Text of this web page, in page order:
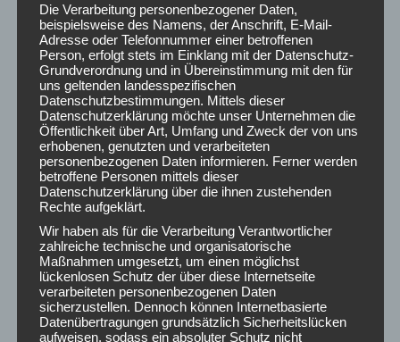
Share this post
Share
on
Facebook
Share
on
X
Share
on
Pinterest
Share
on
LinkedIn
AKTUELLE ARTIKEL
Lasten Taxi Wien
22. Juli 2026
Möbeltransport
8. Juni 2026
Werkstatt Umzug
Die Verarbeitung personenbezogener Daten,
beispielsweise des Namens, der Anschrift, E-Mail-
Adresse oder Telefonnummer einer betroffenen
Person, erfolgt stets im Einklang mit der Datenschutz-
Grundverordnung und in Übereinstimmung mit den für
uns geltenden landesspezifischen
Datenschutzbestimmungen. Mittels dieser
Datenschutzerklärung möchte unser Unternehmen die
Öffentlichkeit über Art, Umfang und Zweck der von uns
erhobenen, genutzten und verarbeiteten
personenbezogenen Daten informieren. Ferner werden
betroffene Personen mittels dieser
Datenschutzerklärung über die ihnen zustehenden
Rechte aufgeklärt.
Wir haben als für die Verarbeitung Verantwortlicher
zahlreiche technische und organisatorische
Maßnahmen umgesetzt, um einen möglichst
lückenlosen Schutz der über diese Internetseite
verarbeiteten personenbezogenen Daten
sicherzustellen. Dennoch können Internetbasierte
Datenübertragungen grundsätzlich Sicherheitslücken
aufweisen, sodass ein absoluter Schutz nicht